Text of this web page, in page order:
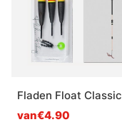
Fladen Float Classic
van€4.90